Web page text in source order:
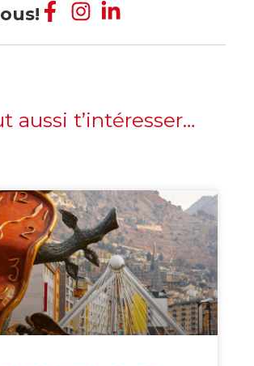
aussi t’intéresser…